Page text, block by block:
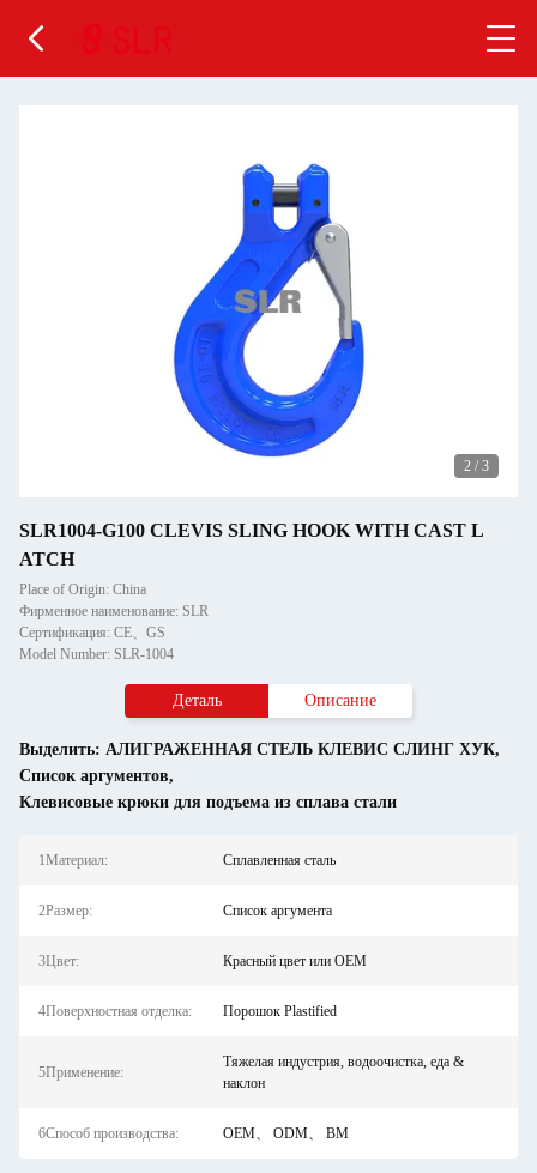
2 / 3
SLR1004-G100 CLEVIS SLING HOOK WITH CAST L
ATCH
Place of Origin: China
Фирменное наименование: SLR
Сертификация: CE、GS
Model Number: SLR-1004
Деталь Описание
Выделить: АЛИГРАЖЕННАЯ СТЕЛЬ КЛЕВИС СЛИНГ ХУК,
Список аргументов,
Клевисовые крюки для подъема из сплава стали
1Материал: Сплавленная сталь
2Размер: Список аргумента
3Цвет: Красный цвет или OEM
4Поверхностная отделка: Порошок Plastified
5Применение:
Тяжелая индустрия, водоочистка, еда &
наклон
6Способ производства: OEM、 ODM、 BM